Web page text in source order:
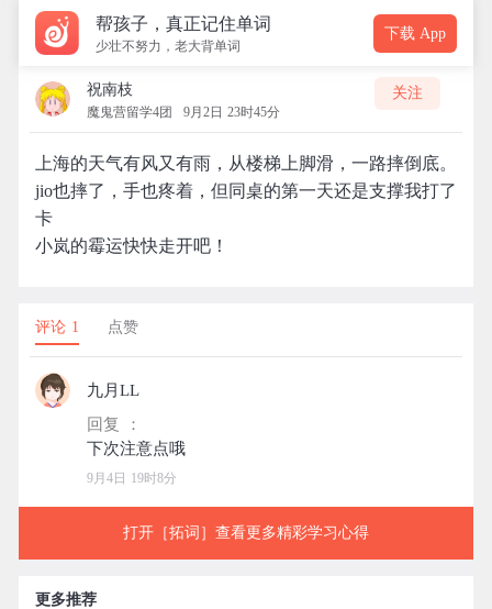
帮孩子，真正记住单词
少壮不努力，老大背单词
下载 App
祝南枝
魔鬼营留学4团 9月2日 23时45分
关注
上海的天气有风又有雨，从楼梯上脚滑，一路摔倒底。
jio也摔了，手也疼着，但同桌的第一天还是支撑我打了
卡
小岚的霉运快快走开吧！
评论 1 点赞
九月LL
回复 ：
9月4日 19时8分
打开［拓词］查看更多精彩学习心得
更多推荐